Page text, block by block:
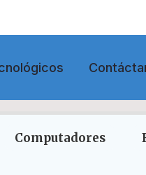
Computadores